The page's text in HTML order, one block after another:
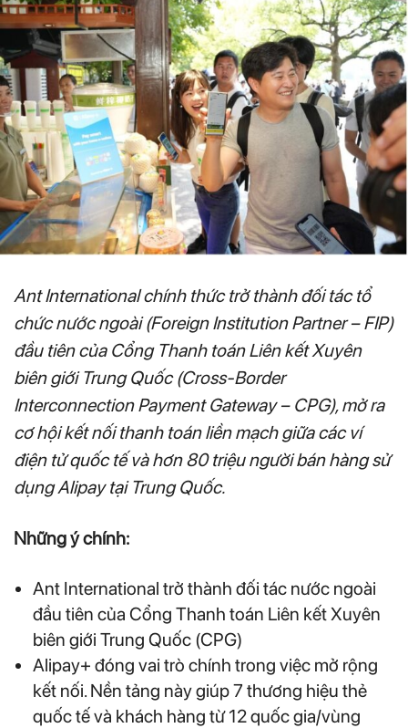
Ant International chính thức trở thành đối tác tổ
chức nước ngoài (Foreign Institution Partner – FIP)
đầu tiên của Cổng Thanh toán Liên kết Xuyên
biên giới Trung Quốc (Cross-Border
Interconnection Payment Gateway – CPG), mở ra
cơ hội kết nối thanh toán liền mạch giữa các ví
điện tử quốc tế và hơn 80 triệu người bán hàng sử
dụng Alipay tại Trung Quốc.
Những ý chính:
Ant International trở thành đối tác nước ngoài
đầu tiên của Cổng Thanh toán Liên kết Xuyên
biên giới Trung Quốc (CPG)
Alipay+ đóng vai trò chính trong việc mở rộng
kết nối. Nền tảng này giúp 7 thương hiệu thẻ
quốc tế và khách hàng từ 12 quốc gia/vùng